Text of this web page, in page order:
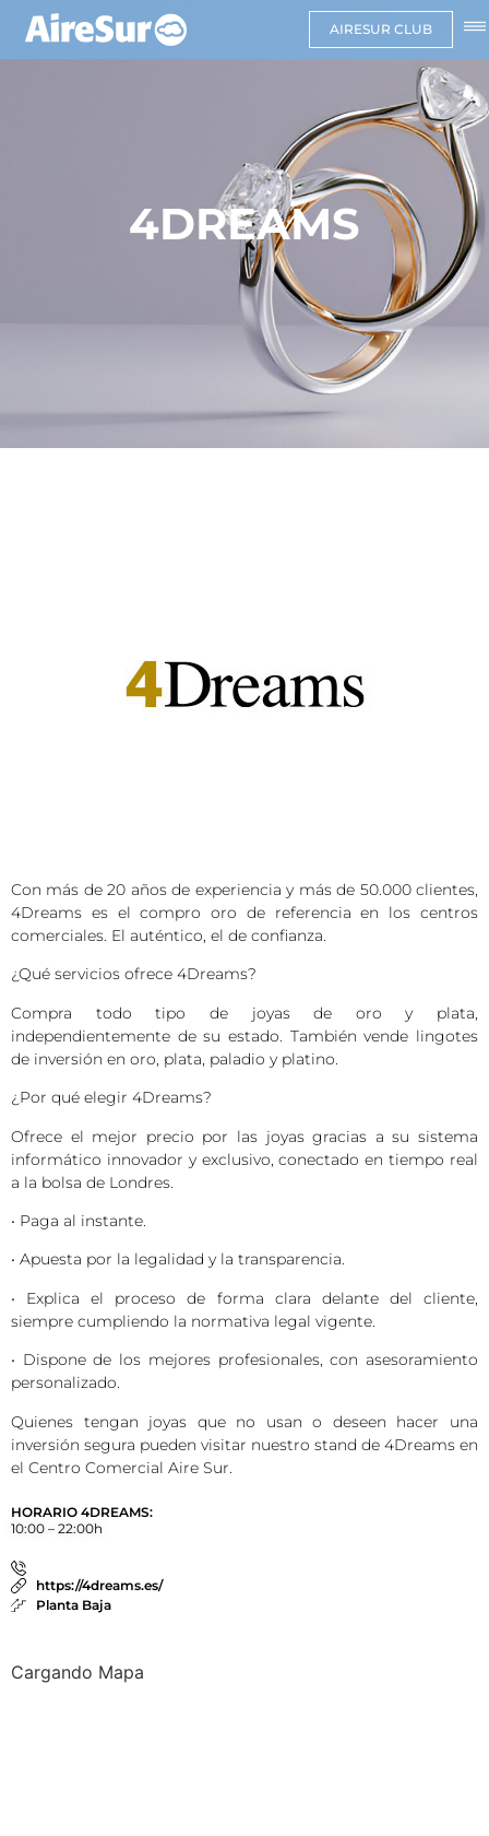
AIRESUR CLUB
4DREAMS
Con más de 20 años de experiencia y más de 50.000 clientes,
4Dreams es el compro oro de referencia en los centros
comerciales. El auténtico, el de confianza.
¿Qué servicios ofrece 4Dreams?
Compra todo tipo de joyas de oro y plata,
independientemente de su estado. También vende lingotes
de inversión en oro, plata, paladio y platino.
¿Por qué elegir 4Dreams?
Ofrece el mejor precio por las joyas gracias a su sistema
informático innovador y exclusivo, conectado en tiempo real
a la bolsa de Londres.
• Paga al instante.
• Apuesta por la legalidad y la transparencia.
• Explica el proceso de forma clara delante del cliente,
siempre cumpliendo la normativa legal vigente.
• Dispone de los mejores profesionales, con asesoramiento
personalizado.
Quienes tengan joyas que no usan o deseen hacer una
inversión segura pueden visitar nuestro stand de 4Dreams en
el Centro Comercial Aire Sur.
HORARIO 4DREAMS:
10:00 – 22:00h
https://4dreams.es/
Planta Baja
Cargando Mapa